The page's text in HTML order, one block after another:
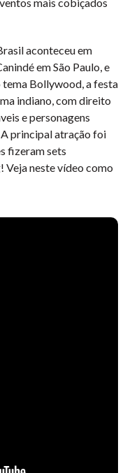
aconteceu em
em São Paulo, e
tema Bollywood, a festa
indiano, com direito
e personagens
principal atração foi
fizeram sets
neste vídeo como